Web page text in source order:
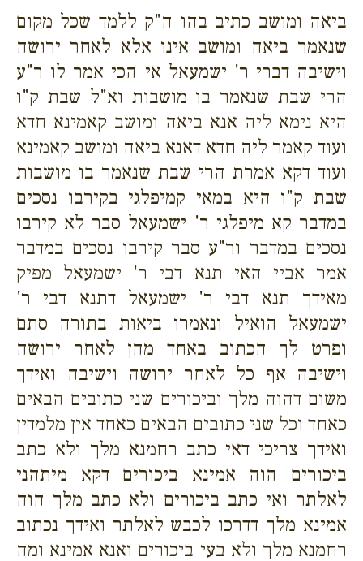
ביאה ומושב כתיב בהו ה"ק ללמד שכל מקום
שנאמר ביאה ומושב אינו אלא לאחר ירושה
וישיבה דברי ר' ישמעאל אי הכי אמר לו ר"ע
הרי שבת שנאמר בו מושבות וא"ל שבת ק"ו
היא נימא ליה אנא ביאה ומושב קאמינא חדא
ועוד קאמר ליה חדא דאנא ביאה ומושב קאמינא
ועוד דקא אמרת הרי שבת שנאמר בו מושבות
שבת ק"ו היא במאי קמיפלגי בקירבו נסכים
במדבר קא מיפלגי ר' ישמעאל סבר לא קירבו
נסכים במדבר ור"ע סבר קירבו נסכים במדבר
אמר אביי האי תנא דבי ר' ישמעאל מפיק
מאידך תנא דבי ר' ישמעאל דתנא דבי ר'
ישמעאל הואיל ונאמרו ביאות בתורה סתם
ופרט לך הכתוב באחד מהן לאחר ירושה
וישיבה אף כל לאחר ירושה וישיבה ואידך
משום דהוה מלך וביכורים שני כתובים הבאים
כאחד וכל שני כתובים הבאים כאחד אין מלמדין
ואידך צריכי דאי כתב רחמנא מלך ולא כתב
ביכורים הוה אמינא ביכורים דקא מיתהני
לאלתר ואי כתב ביכורים ולא כתב מלך הוה
אמינא מלך דדרכו לכבש לאלתר ואידך נכתוב
רחמנא מלך ולא בעי ביכורים ואנא אמינא ומה